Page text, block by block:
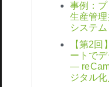
事例：
生産管
システ
【第2
ートで
―
ジタル